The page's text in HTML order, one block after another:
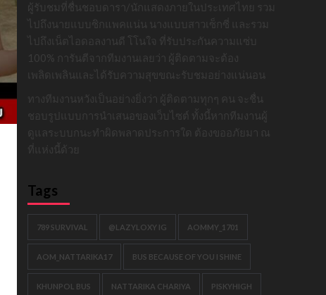
ผู้รับชมที่ชื่นชอบดารา/นักแสดงภายในประเทศไทย รวม
ไปถึงนายแบบซิกแพคแน่น นางแบบสาวเซ็กซี่ และรวม
ไปถึงเน็ตไอดอลงานดี โโนใจ ที่รับประกันความแซ่บ
100% การันตีจากทีมงานเลยว่า ผู้ติดตามจะต้อง
เพลิดเพลินและได้รับความสุขขณะรับชมอย่างแน่นอน
ทางทีมงานหวังเป็นอย่างยิ่งว่า ผู้ติดตามทุกๆ คน จะชื่น
ชอบรูปแบบการนำเสนอของเว็บไซต์ ทั้งนี้หากทีมงานผู้
ดูแลระบบกนะทำผิดพลาดประการใด ต้องขออภัยมา ณ
ที่แห่งนี้ด้วย
Tags
789 SURVIVAL @LAZYLOXY IG AOMMY_1701
AOM_NATTARIKA17 BUS BECAUSE OF YOU I SHINE
KHUNPOL BUS NATTARIKA CHARIYA PISKYHIGH